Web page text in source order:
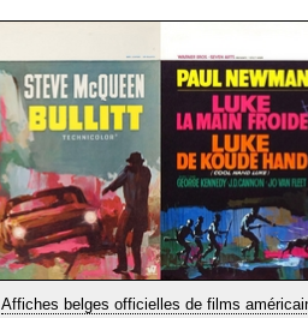
Affiches belges officielles de films